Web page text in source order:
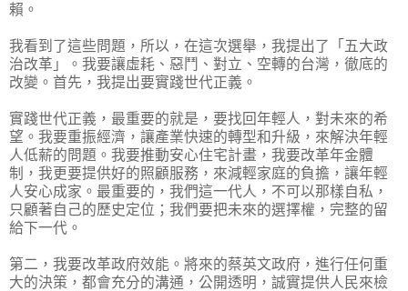
賴。
我看到了這些問題，所以，在這次選舉，我提出了「五大政
治改革」。我要讓虛耗、惡鬥、對立、空轉的台灣，徹底的
改變。首先，我提出要實踐世代正義。
實踐世代正義，最重要的就是，要找回年輕人，對未來的希
望。我要重振經濟，讓產業快速的轉型和升級，來解決年輕
人低薪的問題。我要推動安心住宅計畫，我要改革年金體
制，我更要提供好的照顧服務，來減輕家庭的負擔，讓年輕
人安心成家。最重要的，我們這一代人，不可以那樣自私，
只顧著自己的歷史定位；我們要把未來的選擇權，完整的留
給下一代。
第二，我要改革政府效能。將來的蔡英文政府，進行任何重
大的決策，都會充分的溝通，公開透明，誠實提供人民來檢